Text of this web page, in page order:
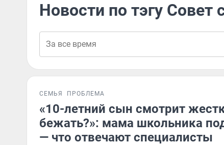
Новости по тэгу Совет
СЕМЬЯ ПРОБЛЕМА
«10-летний сын смотрит
бежать?»: мама школьника
— что отвечают специалисты